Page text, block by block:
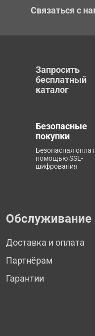
Связаться с
Запросить
бесплатный
каталог
Безопасные
покупки
Безопасная
помощью SSL-
шифрования
Обслуживание
Доставка и оплата
Партнёрам
Гарантии